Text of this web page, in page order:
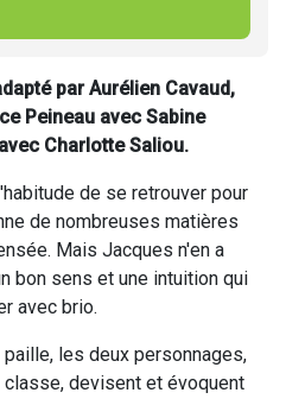
par Aurélien Cavaud,
Peineau avec Sabine
Charlotte Saliou.
de se retrouver pour
de nombreuses matières
Mais Jacques n'en a
bon sens et une intuition qui
avec brio.
les deux personnages,
devisent et évoquent